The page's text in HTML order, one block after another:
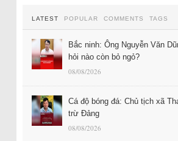
LATEST POPULAR COMMENTS TAGS
Bắc ninh: Ông Nguyễn Văn
hỏi nào còn bỏ ngỏ?
08/08/2026
Cá độ bóng đá: Chủ tịch xã
trừ Đảng
08/08/2026